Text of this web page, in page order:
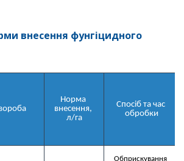
внесення фунгіцидного
Норма
внесення,
л/га
Спосіб та час
обробки
Обприскування